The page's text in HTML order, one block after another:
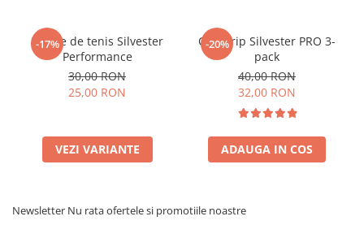
-17%
Șosete de tenis Silvester
Performance
30,00 RON
25,00 RON
VEZI VARIANTE
-20%
Overgrip Silvester PRO 3-
pack
40,00 RON
32,00 RON
ADAUGA IN COS
Newsletter Nu rata ofertele si promotiile noastre